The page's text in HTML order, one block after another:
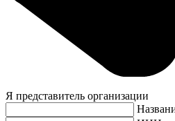
Я представитель организации